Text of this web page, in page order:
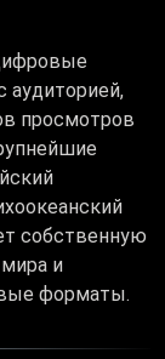
аудиторией,
просмотров
собственную
и
форматы.